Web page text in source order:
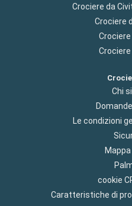
Crociere da
Crociere
Crociere
Chi
Le condizioni
cookie
Caratteristiche di